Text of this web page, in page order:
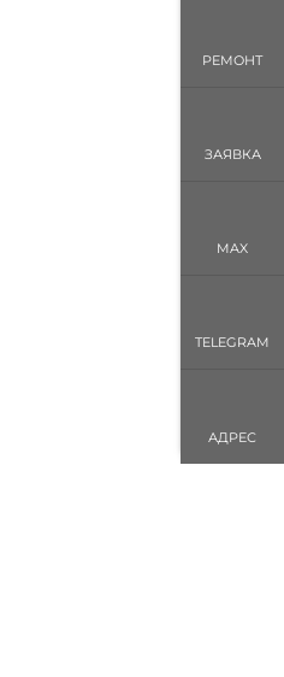
РЕМОНТ
ЗАЯВКА
MAX
TELEGRAM
АДРЕС